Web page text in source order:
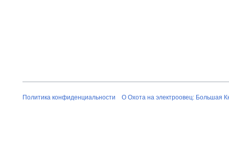
Политика конфиденциальности О Охота на электроовец: Большая